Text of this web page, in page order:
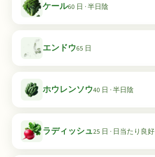
ケール60 日 · 半日陰
エンドウ65 日
ホウレンソウ40 日 · 半日陰
ラディッシュ25 日 · 日当たり良好